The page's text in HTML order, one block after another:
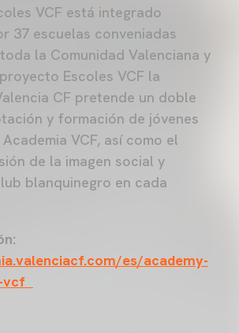
VCF está integrado
37 escuelas conveniadas
la Comunidad Valenciana y
Escoles VCF la
CF pretende un doble
y formación de jóvenes
VCF, así como el
de la imagen social y
blanquinegro en cada
es/academy-
vcf